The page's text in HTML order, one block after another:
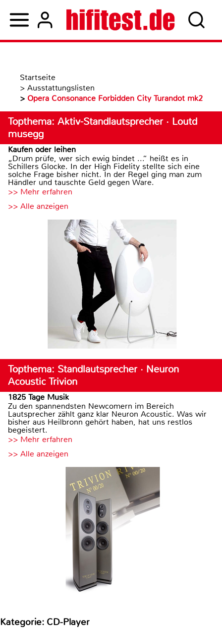
Startseite
> Ausstattungslisten
> Opera Consonance Forbidden City Turandot mk2
Topthema: Aktiv-Standlautsprecher · Loutd
musegg
Kaufen oder leihen
„Drum prüfe, wer sich ewig bindet ...“ heißt es in
Schillers Glocke. In der High Fidelity stellte sich eine
solche Frage bisher nicht. In der Regel ging man zum
Händler und tauschte Geld gegen Ware.
>> Mehr erfahren
>> Alle anzeigen
Topthema: Standlautsprecher · Neuron
Acoustic Trivion
1825 Tage Musik
Zu den spannendsten Newcomern im Bereich
Lautsprecher zählt ganz klar Neuron Acoustic. Was wir
bisher aus Heilbronn gehört haben, hat uns restlos
begeistert.
>> Mehr erfahren
>> Alle anzeigen
Kategorie: CD-Player